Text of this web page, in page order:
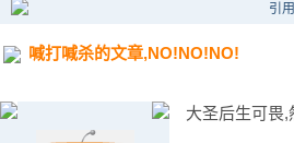
引
喊打喊杀的文章,NO!NO!NO!
大圣后生可畏